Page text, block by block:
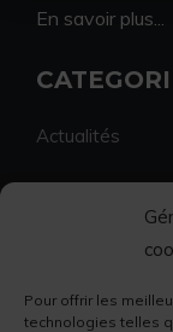
Pour offrir les
technologies telles
En savoir plus...
Actualités
Economie et vie
Sport et culture